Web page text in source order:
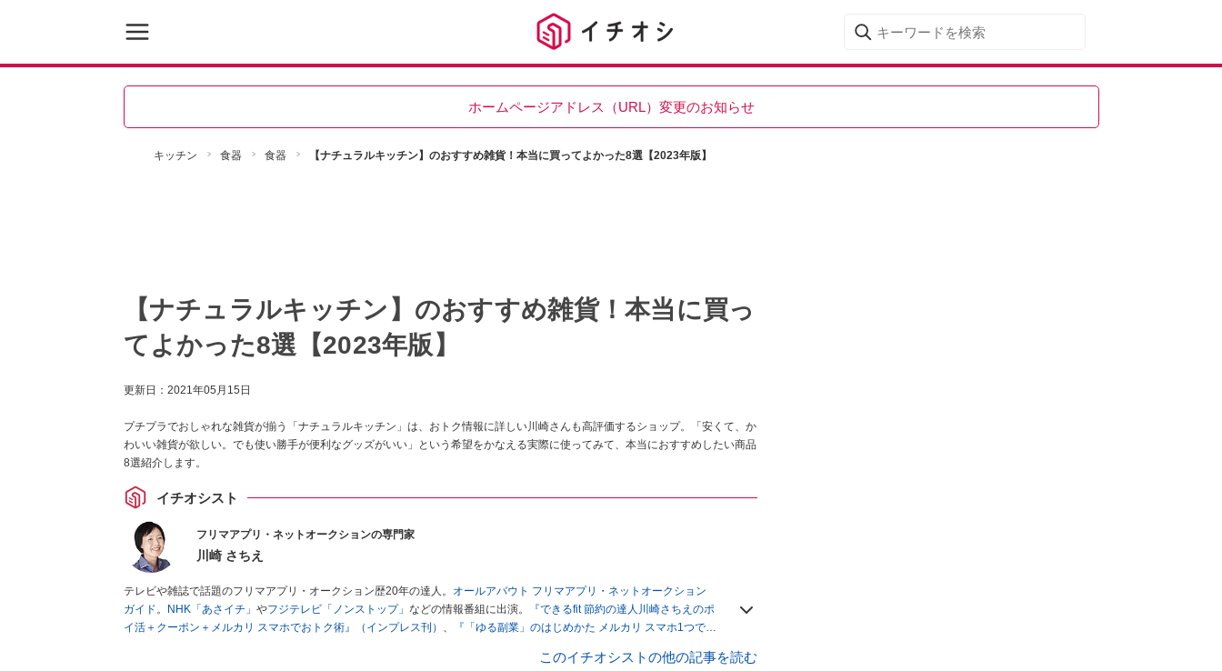
ホームページアドレス（URL）変更のお知らせ
キッチン 食器 食器 【ナチュラルキッチン】のおすすめ雑貨！本当に買ってよかった8選【2023年版】
【ナチュラルキッチン】のおすすめ雑貨！本当に買っ
てよかった8選【2023年版】
更新日： 2021年05月15日
プチプラでおしゃれな雑貨が揃う「ナチュラルキッチン」は、おトク情報に詳しい川崎さんも高評価するショップ。「安くて、か
わいい雑貨が欲しい。でも使い勝手が便利なグッズがいい」という希望をかなえる実際に使ってみて、本当におすすめしたい商品
8選紹介します。
イチオシスト
フリマアプリ・ネットオークションの専門家
川崎 さちえ
テレビや雑誌で話題のフリマアプリ・オークション歴20年の達人。
オールアバウト フリマアプリ・ネットオークション
ガイド。 NHK「あさイチ」 やフジテレビ「ノンストップ」 などの情報番組に出演。
『できるfit 節約の達人川崎さちえのポ
イ活＋クーポン＋メルカリ スマホでおトク術』（インプレス刊） 、
『「ゆる副業」のはじめかた メルカリ スマホ1つでス
■経歴：2003年、夫が子育てをするために、突然会社を辞める。翌月からの給料が０円になり、家にいながら、しかも空
このイチオシストの他の記事を読む